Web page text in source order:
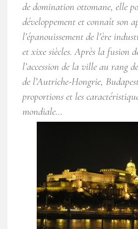
de domination ottomane, elle
développement et connaît son
l’épanouissement de l’ère
et xixe siècles. Après la fusion
l’accession de la ville au rang
de l’Autriche-Hongrie,
proportions et les
mondiale…